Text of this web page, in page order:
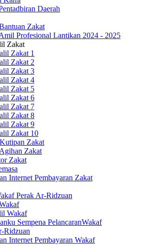
Daerah
Zakat
Profesional Lantikan 2024 - 2025
Zakat
Zakat 1
Zakat 2
Zakat 3
Zakat 4
Zakat 5
Zakat 6
Zakat 7
Zakat 8
Zakat 9
Zakat 10
Zakat
Zakat
Zakat
Internet Pembayaran Zakat
Perak Ar-Ridzuan
Wakaf
Sempena PelancaranWakaf
Ridzuan
Internet Pembayaran Wakaf